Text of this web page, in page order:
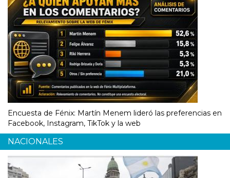
Encuesta de Fénix: Martín Menem lideró las preferencias en
Facebook, Instagram, TikTok y la web
NACIONALES